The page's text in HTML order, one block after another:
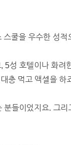
쿨을 우수한 성적
성 호텔이나 화려
충 먹고 액셀을 하
들이었지요. 그리